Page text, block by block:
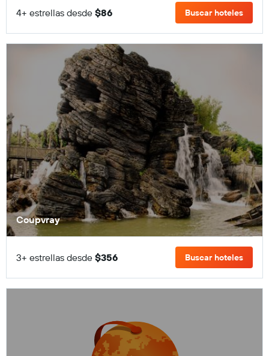
4+ estrellas desde $86 Buscar hoteles
Coupvray
3+ estrellas desde $356 Buscar hoteles